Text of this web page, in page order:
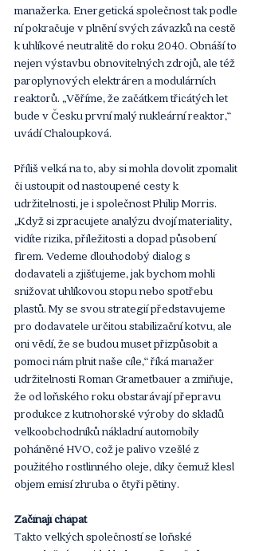
manažerka. Energetická společnost tak podle
ní pokračuje v plnění svých závazků na cestě
k uhlíkové neutralitě do roku 2040. Obnáší to
nejen výstavbu obnovitelných zdrojů, ale též
paroplynových elektráren a modulárních
reaktorů. „Věříme, že začátkem třicátých let
bude v Česku první malý nukleární reaktor,“
uvádí Chaloupková.
Příliš velká na to, aby si mohla dovolit zpomalit
či ustoupit od nastoupené cesty k
udržitelnosti, je i společnost Philip Morris.
„Když si zpracujete analýzu dvojí materiality,
vidíte rizika, příležitosti a dopad působení
firem. Vedeme dlouhodobý dialog s
dodavateli a zjišťujeme, jak bychom mohli
snižovat uhlíkovou stopu nebo spotřebu
plastů. My se svou strategií představujeme
pro dodavatele určitou stabilizační kotvu, ale
oni vědí, že se budou muset přizpůsobit a
pomoci nám plnit naše cíle,“ říká manažer
udržitelnosti Roman Grametbauer a zmiňuje,
že od loňského roku obstarávají přepravu
produkce z kutnohorské výroby do skladů
velkoobchodníků nákladní automobily
poháněné HVO, což je palivo vzešlé z
použitého rostlinného oleje, díky čemuž klesl
objem emisí zhruba o čtyři pětiny.
Začínají chápat
Takto velkých společností se loňské